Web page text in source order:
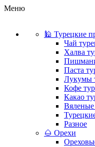
Меню
🕌 Турецкие
Чай
Халва
Паста
Лукумы
Кофе
Какао
Разное
🌰 Орехи